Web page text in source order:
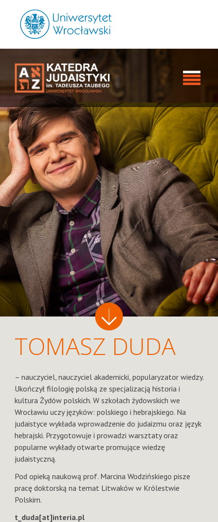
TOMASZ DUDA
– nauczyciel, nauczyciel akademicki, popularyzator wiedzy.
Ukończył filologię polską ze specjalizacją historia i
kultura Żydów polskich. W szkołach żydowskich we
Wrocławiu uczy języków: polskiego i hebrajskiego. Na
judaistyce wykłada wprowadzenie do judaizmu oraz język
hebrajski. Przygotowuje i prowadzi warsztaty oraz
popularne wykłady otwarte promujące wiedzę
judaistyczną.
Pod opieką naukową prof. Marcina Wodzińskiego pisze
pracę doktorską na temat Litwaków w Królestwie
Polskim.
t_duda[at]interia.pl